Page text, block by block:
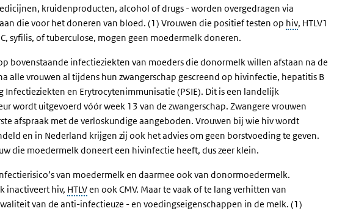
kruidenproducten, alcohol of drugs - worden overgedragen via
die voor het doneren van bloed. (1) Vrouwen die positief testen op hiv, HTLV1
syfilis, of tuberculose, mogen geen moedermelk doneren.
bovenstaande infectieziekten van moeders die donormelk willen afstaan na de
alle vrouwen al tijdens hun zwangerschap gescreend op hivinfectie, hepatitis B
Infectieziekten en Erytrocytenimmunisatie (PSIE). Dit is een landelijk
wordt uitgevoerd vóór week 13 van de zwangerschap. Zwangere vrouwen
afspraak met de verloskundige aangeboden. Vrouwen bij wie hiv wordt
en in Nederland krijgen zij ook het advies om geen borstvoeding te geven.
die moedermelk doneert een hivinfectie heeft, dus zeer klein.
van moedermelk en daarmee ook van donormoedermelk.
inactiveert hiv, HTLVen ook CMV. Maar te vaak of te lang verhitten van
van de anti-infectieuze - en voedingseigenschappen in de melk. (1)